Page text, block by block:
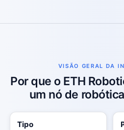
VISÃO GERAL DA
Por que o ETH
um nó de
Tipo